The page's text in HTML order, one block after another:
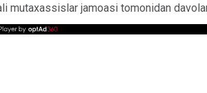
mutaxassislar jamoasi tomonidan